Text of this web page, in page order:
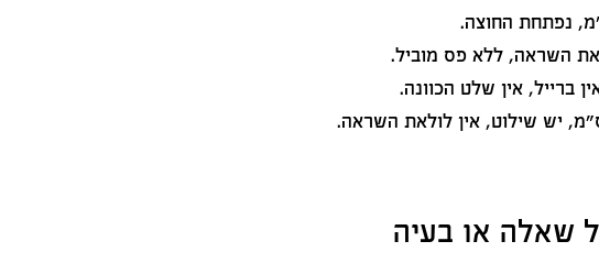
השראה, ללא פס מוביל.
ברייל, אין שלט הכוונה.
שאלה או בעיה